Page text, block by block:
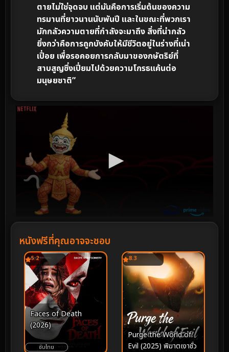
ตายไม่ใช่จุดจบ แต่มันคือการเริ่มต้นของความ
ทรมานที่ยาวนานนับพันปี และในขณะที่พวกเรา
มักกลัวความตายที่กำลังจะมาถึง สิ่งที่น่ากลัว
ยิ่งกว่าคือการถูกบังคับให้มีชีวิตอยู่ในร่างที่เน่า
เปื่อย เพื่อรอคอยการกลับมาของกษัตริย์ที่
สาบสูญซึ่งเปี่ยมไปด้วยความโกรธแค้นต่อ
มนุษยชาติ”
หนังฟรีที่คุณอาจจะชอบ
5.2
Faces of Death
(2026)
ซับไทย
8.3
Purge the World of
Evil (2025) พิฆาตเงาชั่ว